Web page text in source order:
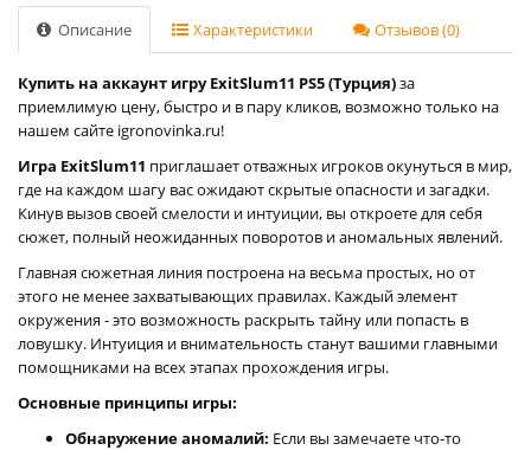
Описание Характеристики Отзывов (0)
Купить на аккаунт игру ExitSlum11 PS5 (Турция)за
приемлимую цену, быстро и в пару кликов, возможно только на
нашем сайте igronovinka.ru!
Игра ExitSlum11 приглашает отважных игроков окунуться в мир,
где на каждом шагу вас ожидают скрытые опасности и загадки.
Кинув вызов своей смелости и интуиции, вы откроете для себя
сюжет, полный неожиданных поворотов и аномальных явлений.
Главная сюжетная линия построена на весьма простых, но от
этого не менее захватывающих правилах. Каждый элемент
окружения - это возможность раскрыть тайну или попасть в
ловушку. Интуиция и внимательность станут вашими главными
помощниками на всех этапах прохождения игры.
Основные принципы игры:
Обнаружение аномалий: Если вы замечаете что-то